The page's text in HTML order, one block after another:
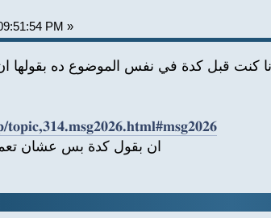
PM »
كنت قبل كدة في نفس الموضوع ده بقولها
ان بقول كدة بس عشان